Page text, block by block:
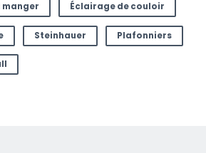
manger Éclairage de couloir
Steinhauer Plafonniers